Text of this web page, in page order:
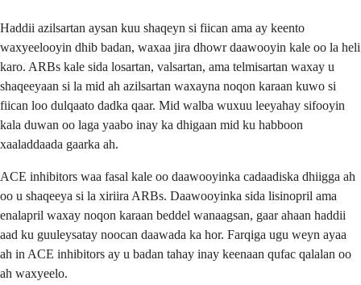
Haddii azilsartan aysan kuu shaqeyn si fiican ama ay keento
waxyeelooyin dhib badan, waxaa jira dhowr daawooyin kale oo la heli
karo. ARBs kale sida losartan, valsartan, ama telmisartan waxay u
shaqeeyaan si la mid ah azilsartan waxayna noqon karaan kuwo si
fiican loo dulqaato dadka qaar. Mid walba wuxuu leeyahay sifooyin
kala duwan oo laga yaabo inay ka dhigaan mid ku habboon
xaaladdaada gaarka ah.
ACE inhibitors waa fasal kale oo daawooyinka cadaadiska dhiigga ah
oo u shaqeeya si la xiriira ARBs. Daawooyinka sida lisinopril ama
enalapril waxay noqon karaan beddel wanaagsan, gaar ahaan haddii
aad ku guuleysatay noocan daawada ka hor. Farqiga ugu weyn ayaa
ah in ACE inhibitors ay u badan tahay inay keenaan qufac qalalan oo
ah waxyeelo.